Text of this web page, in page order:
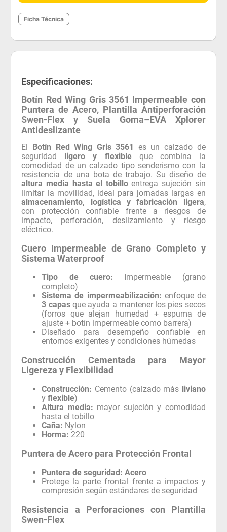
Ficha Técnica
Especificaciones:
Botín Red Wing Gris 3561 Impermeable con
Puntera de Acero, Plantilla Antiperforación
Swen-Flex y Suela Goma–EVA Xplorer
Antideslizante
El Botín Red Wing Gris 3561 es un calzado de
seguridad ligero y flexibleque combina la
comodidad de un calzado tipo senderismo con la
resistencia de una bota de trabajo. Su diseño de
altura media hasta el tobilloentrega sujeción sin
limitar la movilidad, ideal para jornadas largas en
almacenamiento, logística y fabricación ligera,
con protección confiable frente a riesgos de
impacto, perforación, deslizamiento y riesgo
eléctrico.
Cuero Impermeable de Grano Completo y
Sistema Waterproof
Tipo de cuero: Impermeable (grano
completo)
Sistema de impermeabilización: enfoque de
3 capasque ayuda a mantener los pies secos
(forros que alejan humedad + espuma de
ajuste + botín impermeable como barrera)
Diseñado para desempeño confiable en
entornos exigentes y condiciones húmedas
Construcción Cementada para Mayor
Ligereza y Flexibilidad
Construcción: Cemento (calzado más liviano
yflexible)
Altura media: mayor sujeción y comodidad
hasta el tobillo
Caña: Nylon
Horma: 220
Puntera de Acero para Protección Frontal
Puntera de seguridad: Acero
Protege la parte frontal frente a impactos y
compresión según estándares de seguridad
Resistencia a Perforaciones con Plantilla
Swen-Flex